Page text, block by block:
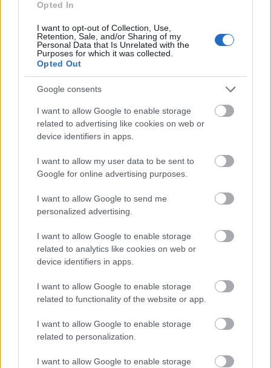
Opted In
I want to opt-out of Collection, Use,
Retention, Sale, and/or Sharing of my
Personal Data that Is Unrelated with the
Purposes for which it was collected.
Opted Out
Google consents
I want to allow Google to enable storage
related to advertising like cookies on web or
device identifiers in apps.
I want to allow my user data to be sent to
Google for online advertising purposes.
I want to allow Google to send me
personalized advertising.
I want to allow Google to enable storage
related to analytics like cookies on web or
device identifiers in apps.
I want to allow Google to enable storage
related to functionality of the website or app.
I want to allow Google to enable storage
related to personalization.
I want to allow Google to enable storage